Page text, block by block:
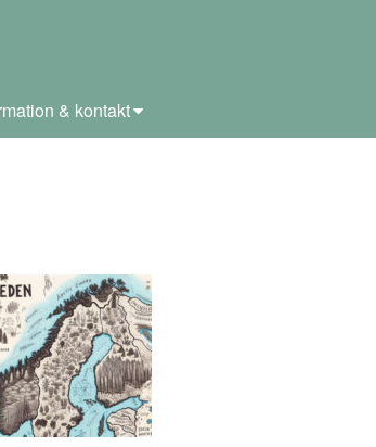
& kontakt